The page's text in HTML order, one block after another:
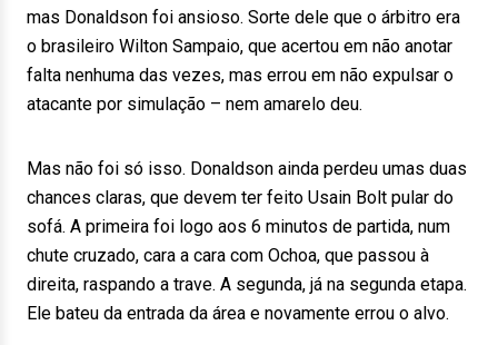
mas Donaldson foi ansioso. Sorte dele que o árbitro era
o brasileiro Wilton Sampaio, que acertou em não anotar
falta nenhuma das vezes, mas errou em não expulsar o
atacante por simulação – nem amarelo deu.
Mas não foi só isso. Donaldson ainda perdeu umas duas
chances claras, que devem ter feito Usain Bolt pular do
sofá. A primeira foi logo aos 6 minutos de partida, num
chute cruzado, cara a cara com Ochoa, que passou à
direita, raspando a trave. A segunda, já na segunda etapa.
Ele bateu da entrada da área e novamente errou o alvo.